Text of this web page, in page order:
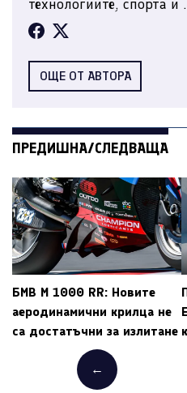
технологиите, спорта и
ОЩЕ ОТ АВТОРА
ПРЕДИШНА/СЛЕДВАЩА
БМВ M 1000 RR: Новите
аеродинамични крилца не
са достатъчни за излитане
←